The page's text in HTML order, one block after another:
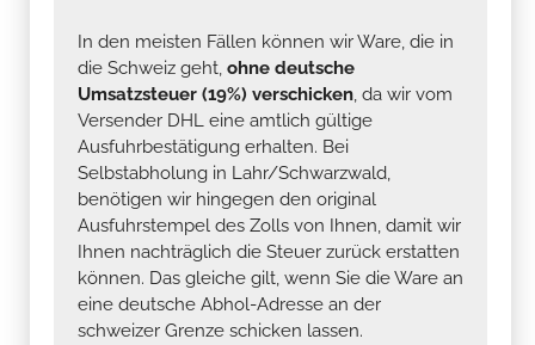
In den meisten Fällen können wir Ware, die in
die Schweiz geht, ohne deutsche
Umsatzsteuer (19%) verschicken, da wir vom
Versender DHL eine amtlich gültige
Ausfuhrbestätigung erhalten. Bei
Selbstabholung in Lahr/Schwarzwald,
benötigen wir hingegen den original
Ausfuhrstempel des Zolls von Ihnen, damit wir
Ihnen nachträglich die Steuer zurück erstatten
können. Das gleiche gilt, wenn Sie die Ware an
eine deutsche Abhol-Adresse an der
schweizer Grenze schicken lassen.